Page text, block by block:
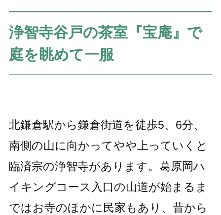
浄智寺谷戸の茶室『宝庵』で
庭を眺めて一服
北鎌倉駅から鎌倉街道を徒歩5、6分、
南側の山に向かってやや上っていくと
臨済宗の浄智寺があります。葛原岡ハ
イキングコース入口の山道が始まるま
ではお寺のほかに民家もあり、昔から